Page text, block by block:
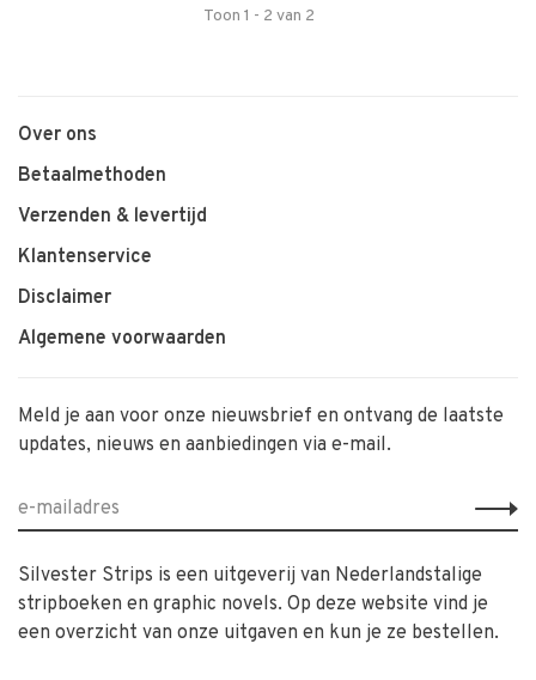
Toon 1 - 2 van 2
Over ons
Betaalmethoden
Verzenden & levertijd
Klantenservice
Disclaimer
Algemene voorwaarden
Meld je aan voor onze nieuwsbrief en ontvang de laatste
updates, nieuws en aanbiedingen via e-mail.
Silvester Strips is een uitgeverij van Nederlandstalige
stripboeken en graphic novels. Op deze website vind je
een overzicht van onze uitgaven en kun je ze bestellen.